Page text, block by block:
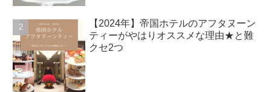
【2024年】帝国ホテルのアフタヌーン
ティーがやはりオススメな理由★と難
クセ2つ